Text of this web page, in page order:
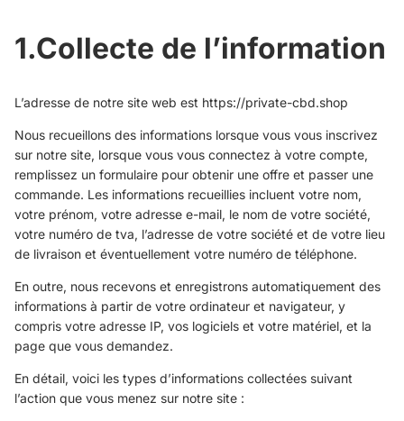
1.Collecte de l’information
L’adresse de notre site web est https://private-cbd.shop
Nous recueillons des informations lorsque vous vous inscrivez
sur notre site, lorsque vous vous connectez à votre compte,
remplissez un formulaire pour obtenir une offre et passer une
commande. Les informations recueillies incluent votre nom,
votre prénom, votre adresse e-mail, le nom de votre société,
votre numéro de tva, l’adresse de votre société et de votre lieu
de livraison et éventuellement votre numéro de téléphone.
En outre, nous recevons et enregistrons automatiquement des
informations à partir de votre ordinateur et navigateur, y
compris votre adresse IP, vos logiciels et votre matériel, et la
page que vous demandez.
En détail, voici les types d’informations collectées suivant
l’action que vous menez sur notre site :